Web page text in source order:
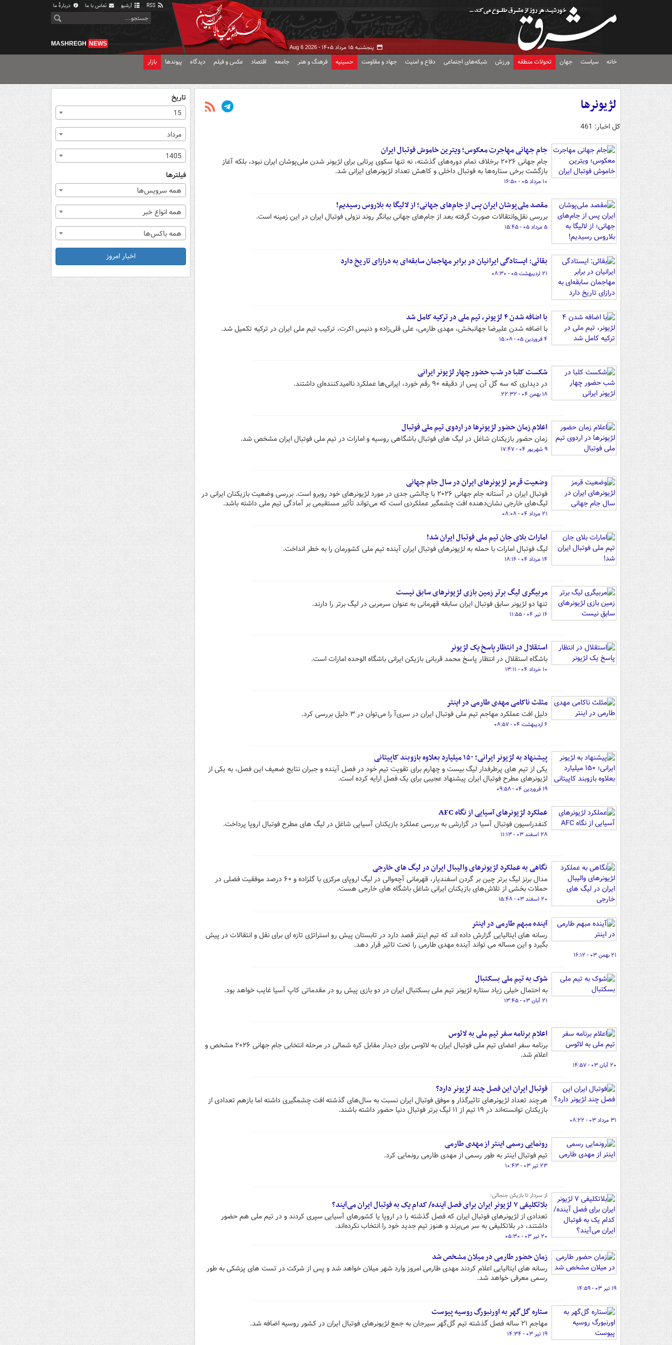
آرشیو تماس با ما دربارهٔ ما
پنجشنبه ۱۵ مرداد ۱۴۰۵ - Aug 6 2026
MASHREGH NEWS
خانه سیاست جهان تحولات منطقه ورزش شبکه‌های اجتماعی دفاع و امنیت جهاد و مقاومت حسینیه فرهنگ و هنر جامعه اقتصاد عکس و فیلم دیدگاه پیوندها بازار
لژیونرها
کل اخبار: 461
جام جهانی مهاجرت معکوس؛ ویترین خاموش فوتبال ایران
جام جهانی ۲۰۲۶ برخلاف تمام دوره‌های گذشته، نه تنها سکوی پرتابی برای لژیونر شدن ملی‌پوشان ایران نبود، بلکه آغاز
بازگشت برخی ستاره‌ها به فوتبال داخلی و کاهش تعداد لژیونرهای ایرانی شد.
۱۰ مرداد ۰۵ - ۱۶:۵۰
مقصد ملی‌پوشان ایران پس از جام‌های جهانی؛ از لالیگا به بلاروس رسیدیم!
بررسی نقل‌وانتقالات صورت گرفته بعد از جام‌های جهانی بیانگر روند نزولی فوتبال ایران در این زمینه است.
۵ مرداد ۰۵ - ۱۵:۴۵
بقائی: ایستادگی ایرانیان در برابر مهاجمان سابقه‌ای به درازای تاریخ دارد
۲۱ اردیبهشت ۰۵ - ۰۸:۳۰
با اضافه شدن ۴ لژیونر، تیم ملی در ترکیه کامل شد
با اضافه شدن علیرضا جهانبخش، مهدی طارمی، علی قلی‌زاده و دنیس اکرت، ترکیب تیم ملی ایران در ترکیه تکمیل شد.
۴ فروردین ۰۵ - ۱۵:۰۸
شکست کلبا در شب حضور چهار لژیونر ایرانی
در دیداری که سه گل آن پس از دقیقه ۹۰ رقم خورد، ایرانی‌ها عملکرد ناامیدکننده‌ای داشتند.
۱۸ بهمن ۰۴ - ۲۲:۳۲
اعلام زمان حضور لژیونرها در اردوی تیم ملی فوتبال
زمان حضور بازیکنان شاغل در لیگ های فوتبال باشگاهی روسیه و امارات در تیم ملی فوتبال ایران مشخص شد.
۹ شهریور ۰۴ - ۱۷:۴۷
وضعیت قرمز لژیونرهای ایران در سال جام جهانی
فوتبال ایران در آستانه جام جهانی ۲۰۲۶ با چالشی جدی در مورد لژیونرهای خود روبرو است. بررسی وضعیت بازیکنان ایرانی در
لیگ‌های خارجی نشان‌دهنده افت چشمگیر عملکردی است که می‌تواند تأثیر مستقیمی بر آمادگی تیم ملی داشته باشد.
۲۱ مرداد ۰۴ - ۰۸:۰۸
امارات بلای جان تیم ملی فوتبال ایران شد!
لیگ فوتبال امارات با حمله به لژیونرهای فوتبال ایران آینده تیم ملی کشورمان را به خطر انداخت.
۱۴ مرداد ۰۴ - ۱۸:۱۶
مربیگری لیگ برتر زمین بازی لژیونرهای سابق نیست
تنها دو لژیونر سابق فوتبال ایران سابقه قهرمانی به عنوان سرمربی در لیگ برتر را دارند.
۱۶ تیر ۰۴ - ۱۱:۵۵
استقلال در انتظار پاسخ یک لژیونر
باشگاه استقلال در انتظار پاسخ محمد قربانی بازیکن ایرانی باشگاه الوحده امارات است.
۱۰ خرداد ۰۴ - ۱۳:۱۱
مثلث ناکامی مهدی طارمی در اینتر
دلیل افت عملکرد مهاجم تیم ملی فوتبال ایران در سری‌آ را می‌توان در ۳ دلیل بررسی کرد.
۶ اردیبهشت ۰۴ - ۰۸:۵۷
پیشنهاد به لژیونر ایرانی؛ ۱۵۰ میلیارد بعلاوه بازوبند کاپیتانی
یکی از تیم های پرطرفدار لیگ بیست و چهارم برای تقویت تیم خود در فصل آینده و جبران نتایج ضعیف این فصل، به یکی از
لژیونرهای مطرح فوتبال ایران پیشنهاد عجیبی برای یک فصل ارایه کرده است.
۱۹ فروردین ۰۴ - ۰۹:۵۸
عملکرد لژیونرهای آسیایی از نگاه AFC
کنفدراسیون فوتبال آسیا در گزارشی به بررسی عملکرد بازیکنان آسیایی شاغل در لیگ های مطرح فوتبال اروپا پرداخت.
۲۸ اسفند ۰۳ - ۱۱:۱۳
نگاهی به عملکرد لژیونرهای والیبال ایران در لیگ های خارجی
مدال برنز لیگ برتر چین بر گردن اسفندیار، قهرمانی آچه‌والی در لیگ اروپای مرکزی با گلزاده و ۶۰ درصد موفقیت فضلی در
حملات بخشی از تلاش‌های بازیکنان ایرانی شاغل باشگاه های خارجی هست.
۲۰ اسفند ۰۳ - ۱۵:۴۸
آینده مبهم طارمی در اینتر
رسانه های ایتالیایی گزارش داده اند که تیم اینتر قصد دارد در تابستان پیش رو استراتژی تازه ای برای نقل و انتقالات در پیش
بگیرد و این مساله می تواند آینده مهدی طارمی را تحت تاثیر قرار دهد.
۲۱ بهمن ۰۳ - ۱۶:۱۲
شوک به تیم ملی بسکتبال
به احتمال خیلی زیاد ستاره لژیونر تیم ملی بسکتبال ایران در دو بازی پیش رو در مقدماتی کاپ آسیا غایب خواهد بود.
۲۱ آبان ۰۳ - ۱۳:۴۵
اعلام برنامه سفر تیم ملی به لائوس
برنامه سفر اعضای تیم ملی فوتبال ایران به لائوس برای دیدار مقابل کره شمالی در مرحله انتخابی جام جهانی ۲۰۲۶ مشخص و
اعلام شد.
۲۰ آبان ۰۳ - ۱۴:۵۷
فوتبال ایران این فصل چند لژیونر دارد؟
هرچند تعداد لژیونرهای تاثیرگذار و موفق فوتبال ایران نسبت به سال‌های گذشته افت چشمگیری داشته اما بازهم تعدادی از
بازیکنان توانسته‌اند در ۱۹ تیم از ۱۱ لیگ برتر فوتبال دنیا حضور داشته باشند.
۳۱ مرداد ۰۳ - ۰۸:۲۲
رونمایی رسمی اینتر از مهدی طارمی
تیم فوتبال اینتر به طور رسمی از مهدی طارمی رونمایی کرد.
۲۳ تیر ۰۳ - ۱۰:۴۳
از سردار تا بازیکن جنجالی؛
بلاتکلیفی ۷ لژیونر ایران برای فصل آینده/ کدام یک به فوتبال ایران می‌آیند؟
تعدادی از لژیونرهای فوتبال ایران که فصل گذشته را در اروپا یا کشورهای آسیایی سپری کردند و در تیم ملی هم حضور
داشتند، در بلاتکلیفی به سر می‌برند و هنوز تیم جدید خود را انتخاب نکرده‌اند.
۲۰ تیر ۰۳ - ۰۵:۳۰
زمان حضور طارمی در میلان مشخص شد
رسانه های ایتالیایی اعلام کردند مهدی طارمی امروز وارد شهر میلان خواهد شد و پس از شرکت در تست های پزشکی به طور
رسمی معرفی خواهد شد.
۱۹ تیر ۰۳ - ۱۴:۵۹
ستاره گل‌گهر به اورنبورگ روسیه پیوست
مهاجم ۲۱ ساله فصل گذشته تیم گل‌گهر سیرجان به جمع لژیونرهای فوتبال ایران در کشور روسیه اضافه شد.
۱۹ تیر ۰۳ - ۱۴:۳۴
تاریخ
15
مرداد
1405
فیلترها
همه سرویس‌ها
همه انواع خبر
همه باکس‌ها
اخبار امروز